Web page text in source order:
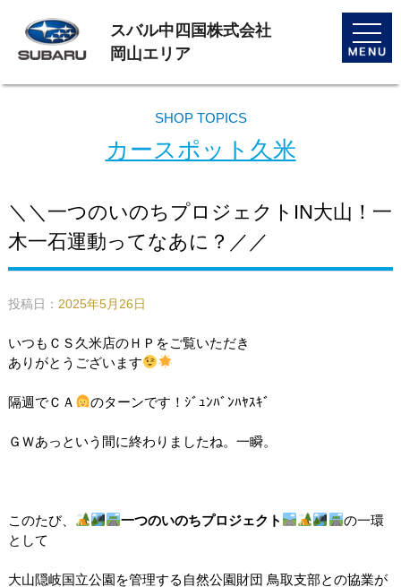
toggle
スバル中四国株式会社
岡山エリア
SHOP TOPICS
カースポット久米
＼＼一つのいのちプロジェクトIN大山！一
木一石運動ってなあに？／／
投稿日： 2025年5月26日
いつもＣＳ久米店のＨＰをご覧いただき
ありがとうございます
隔週でＣＡ のターンです！ｼﾞｭﾝﾊﾞﾝﾊﾔｽｷﾞ
ＧＷあっという間に終わりましたね。一瞬。
このたび、 一つのいのちプロジェクト
の一環
として
大山隠岐国立公園を管理する自然公園財団 鳥取支部との協業が